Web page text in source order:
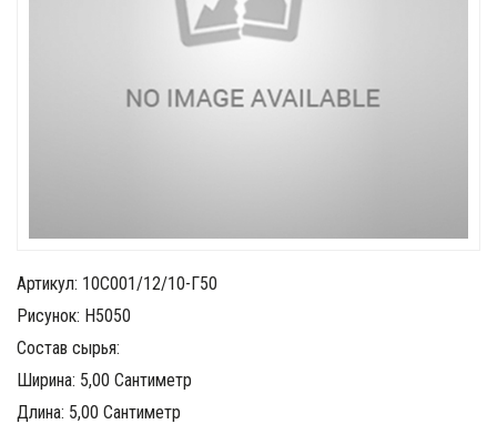
Артикул: 10С001/12/10-Г50
Рисунок: Н5050
Состав сырья:
Ширина: 5,00 Сантиметр
Длина: 5,00 Сантиметр